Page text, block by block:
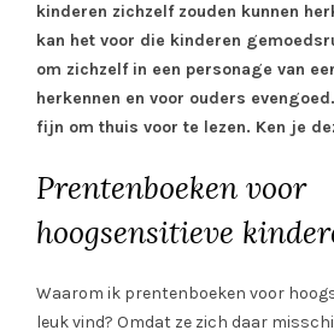
kinderen zichzelf zouden kunnen
kan het voor die kinderen
om zichzelf in een personage van
herkennen en voor ouders
fijn om thuis voor te lezen. Ken je
Prentenboeken voor
hoogsensitieve
Waarom ik prentenboeken voor
leuk vind? Omdat ze zich daar